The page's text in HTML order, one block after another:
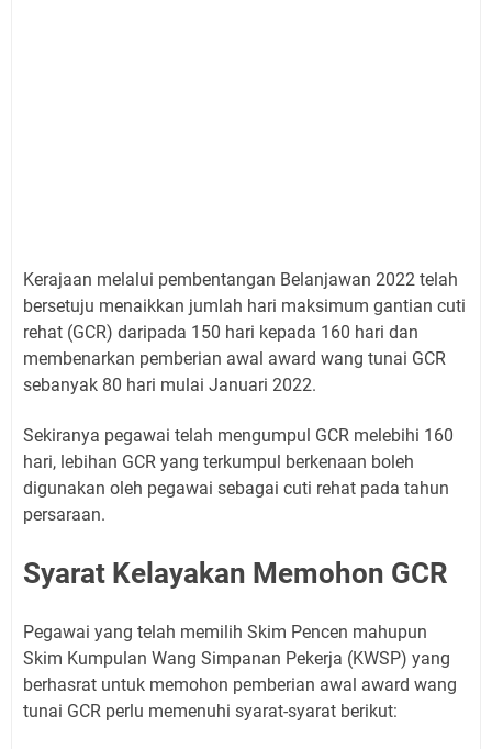
Kerajaan melalui pembentangan Belanjawan 2022 telah
bersetuju menaikkan jumlah hari maksimum gantian cuti
rehat (GCR) daripada 150 hari kepada 160 hari dan
membenarkan pemberian awal award wang tunai GCR
sebanyak 80 hari mulai Januari 2022.
Sekiranya pegawai telah mengumpul GCR melebihi 160
hari, lebihan GCR yang terkumpul berkenaan boleh
digunakan oleh pegawai sebagai cuti rehat pada tahun
persaraan.
Syarat Kelayakan Memohon GCR
Pegawai yang telah memilih Skim Pencen mahupun
Skim Kumpulan Wang Simpanan Pekerja (KWSP) yang
berhasrat untuk memohon pemberian awal award wang
tunai GCR perlu memenuhi syarat-syarat berikut: